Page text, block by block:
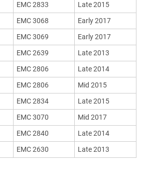
EMC 2833
Late 2015
EMC 3068
Early 2017
EMC 3069 Early 2017
EMC 2639
Late 2013
EMC 2806
Late 2014
EMC 2806
Mid 2015
EMC 2834
Late 2015
EMC 3070
Mid 2017
EMC 2840
Late 2014
EMC 2630 Late 2013